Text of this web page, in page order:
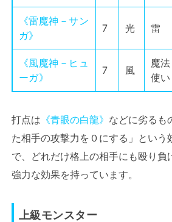
《雷魔神－サン
ガ》
7 光 雷
《風魔神－ヒュ
ーガ》
7 風
魔法
使い
打点は 《青眼の白龍》 などに劣るも
た相手の攻撃力を０にする」という
で、どれだけ格上の相手にも殴り負
強力な効果を持っています。
上級モンスター